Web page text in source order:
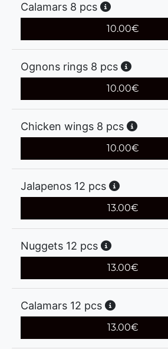
Calamars 8 pcs
10.00€
Ognons rings 8 pcs
10.00€
Chicken wings 8 pcs
10.00€
Jalapenos 12 pcs
13.00€
Nuggets 12 pcs
13.00€
Calamars 12 pcs
13.00€